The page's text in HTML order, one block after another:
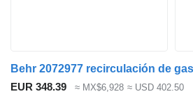
EUR 348.39 ≈ MX$6,928 ≈ USD 402.50